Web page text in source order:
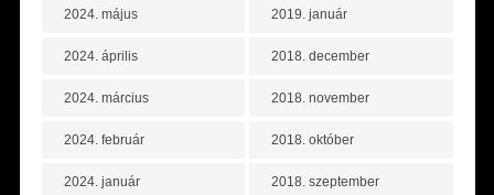
2024. május
2024. április
2024. március
2024. február
2024. január
2019. január
2018. december
2018. november
2018. október
2018. szeptember